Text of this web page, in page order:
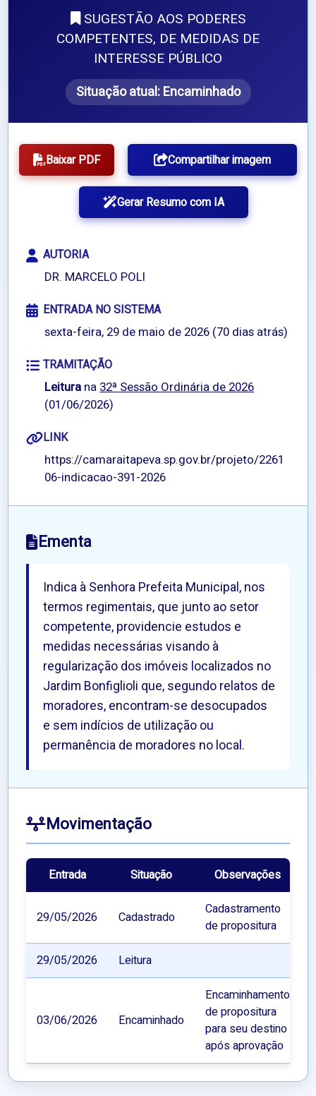
SUGESTÃO AOS PODERES
COMPETENTES, DE MEDIDAS DE
INTERESSE PÚBLICO
Situação atual:Encaminhado
Baixar PDF Compartilhar imagem
Gerar Resumo com IA
AUTORIA
DR. MARCELO POLI
ENTRADA NO SISTEMA
sexta-feira, 29 de maio de 2026 (70 dias atrás)
TRAMITAÇÃO
Leitura na32ª Sessão Ordinária de 2026
(01/06/2026)
LINK
https://camaraitapeva.sp.gov.br/projeto/2261
06-indicacao-391-2026
Ementa
Indica à Senhora Prefeita Municipal, nos
termos regimentais, que junto ao setor
competente, providencie estudos e
medidas necessárias visando à
regularização dos imóveis localizados no
Jardim Bonfiglioli que, segundo relatos de
moradores, encontram-se desocupados
e sem indícios de utilização ou
permanência de moradores no local.
Movimentação
Entrada Situação Observações
29/05/2026 Cadastrado
Cadastramento
de propositura
29/05/2026 Leitura
03/06/2026 Encaminhado
Encaminhamento
de propositura
para seu destino
após aprovação